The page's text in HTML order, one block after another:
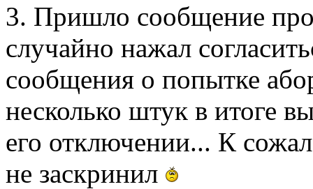
3. Пришло сообщение
случайно нажал
сообщения о попытке
несколько штук в итоге
его отключении... К
не заскринил